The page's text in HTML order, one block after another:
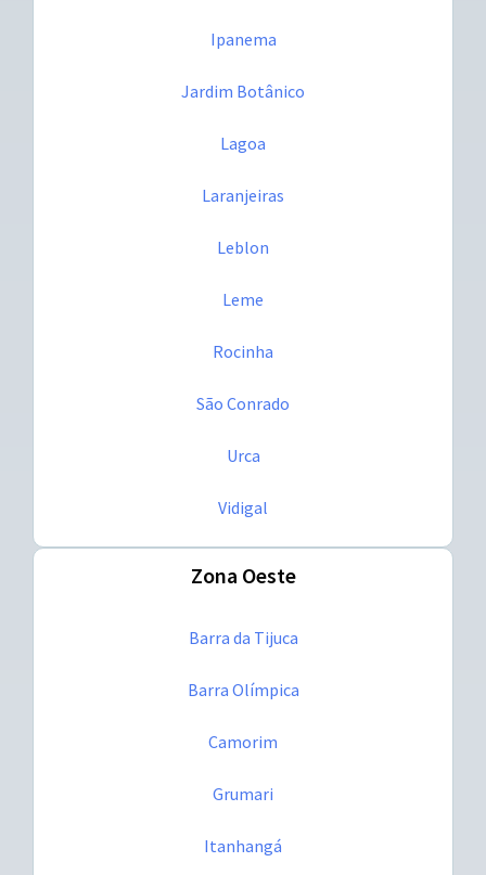
Ipanema
Jardim Botânico
Lagoa
Laranjeiras
Leblon
Leme
Rocinha
São Conrado
Urca
Vidigal
Zona Oeste
Barra da Tijuca
Barra Olímpica
Camorim
Grumari
Itanhangá